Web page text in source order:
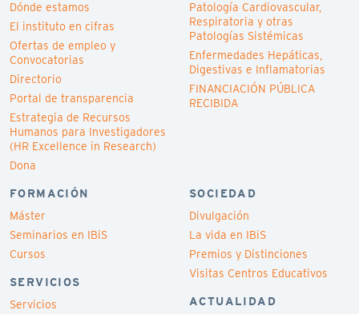
Dónde estamos
El instituto en cifras
Ofertas de empleo y
Convocatorias
Directorio
Portal de transparencia
Estrategia de Recursos
Humanos para Investigadores
(HR Excellence in Research)
Dona
Patología Cardiovascular,
Respiratoria y otras
Patologías Sistémicas
Enfermedades Hepáticas,
Digestivas e Inflamatorias
FINANCIACIÓN PÚBLICA
RECIBIDA
FORMACIÓN
Máster
Seminarios en IBiS
Cursos
SERVICIOS
Servicios
SOCIEDAD
Divulgación
La vida en IBiS
Premios y Distinciones
Visitas Centros Educativos
ACTUALIDAD